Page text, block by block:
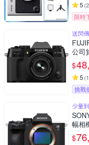
5 (2
限時
送閃
公司
$
5 (1
挑戰
少量
幅相
$